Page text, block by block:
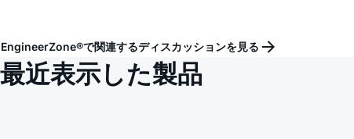
EngineerZone®で関連するディスカッションを見る
最近表示した製品